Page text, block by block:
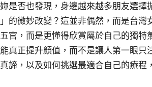
是否也發現，身邊越來越多朋友選
」的微妙改變？這並非偶然，而是台
官，而是更懂得欣賞屬於自己的獨
真正提升顏值，而不是讓人第一眼
諦，以及如何挑選最適合自己的療